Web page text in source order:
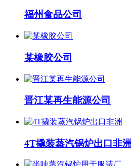
福州食品公司
某橡胶公司
晋江某再生能源公司
4T撬装蒸汽锅炉出口非洲